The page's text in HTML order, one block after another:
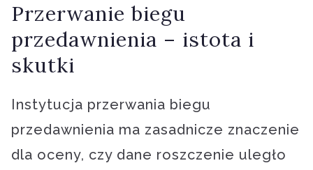
Przerwanie biegu
przedawnienia – istota i
skutki
Instytucja przerwania biegu
przedawnienia ma zasadnicze znaczenie
dla oceny, czy dane roszczenie uległo